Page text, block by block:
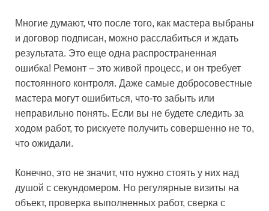
Многие думают, что после того, как мастера выбраны
и договор подписан, можно расслабиться и ждать
результата. Это еще одна распространенная
ошибка! Ремонт – это живой процесс, и он требует
постоянного контроля. Даже самые добросовестные
мастера могут ошибиться, что-то забыть или
неправильно понять. Если вы не будете следить за
ходом работ, то рискуете получить совершенно не то,
что ожидали.
Конечно, это не значит, что нужно стоять у них над
душой с секундомером. Но регулярные визиты на
объект, проверка выполненных работ, сверка с